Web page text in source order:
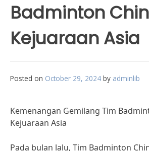
Badminton
Kejuaraan Asia
Posted on October 29, 2024 by adminlib
Kemenangan Gemilang Tim
Kejuaraan Asia
Pada bulan lalu, Tim Badminton